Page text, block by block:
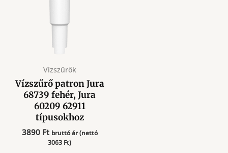
Vízszűrők
Vízszűrő patron Jura
68739 fehér, Jura
60209 62911
típusokhoz
3890 Ft bruttó ár (nettó
3063 Ft)